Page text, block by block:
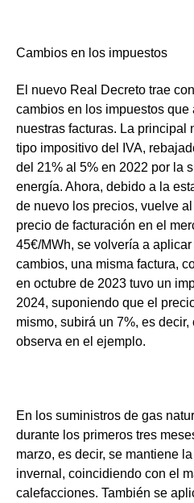
Cambios en los impuestos
El nuevo Real Decreto trae
cambios en los impuestos que
nuestras facturas. La principal
tipo impositivo del IVA,
del 21% al 5% en 2022 por la
energía. Ahora, debido a la
de nuevo los precios, vuelve al
precio de facturación en el
45€/MWh, se volvería a aplicar
cambios, una misma factura,
en octubre de 2023 tuvo un
2024, suponiendo que el
mismo, subirá un 7%, es
observa en el ejemplo.
En los suministros de gas
durante los primeros tres
marzo, es decir, se mantiene
invernal, coincidiendo con el
calefacciones. También se